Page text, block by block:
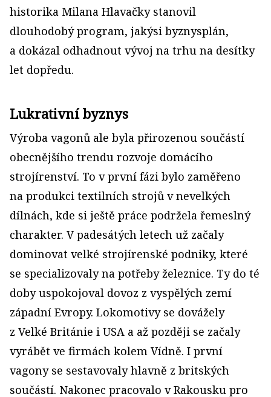
historika Milana Hlavačky stanovil
dlouhodobý program, jakýsi byznysplán,
a dokázal odhadnout vývoj na trhu na desítky
let dopředu.
Lukrativní byznys
Výroba vagonů ale byla přirozenou součástí
obecnějšího trendu rozvoje domácího
strojírenství. To v první fázi bylo zaměřeno
na produkci textilních strojů v nevelkých
dílnách, kde si ještě práce podržela řemeslný
charakter. V padesátých letech už začaly
dominovat velké strojírenské podniky, které
se specializovaly na potřeby železnice. Ty do té
doby uspokojoval dovoz z vyspělých zemí
západní Evropy. Lokomotivy se dovážely
z Velké Británie i USA a až později se začaly
vyrábět ve firmách kolem Vídně. I první
vagony se sestavovaly hlavně z britských
součástí. Nakonec pracovalo v Rakousku pro